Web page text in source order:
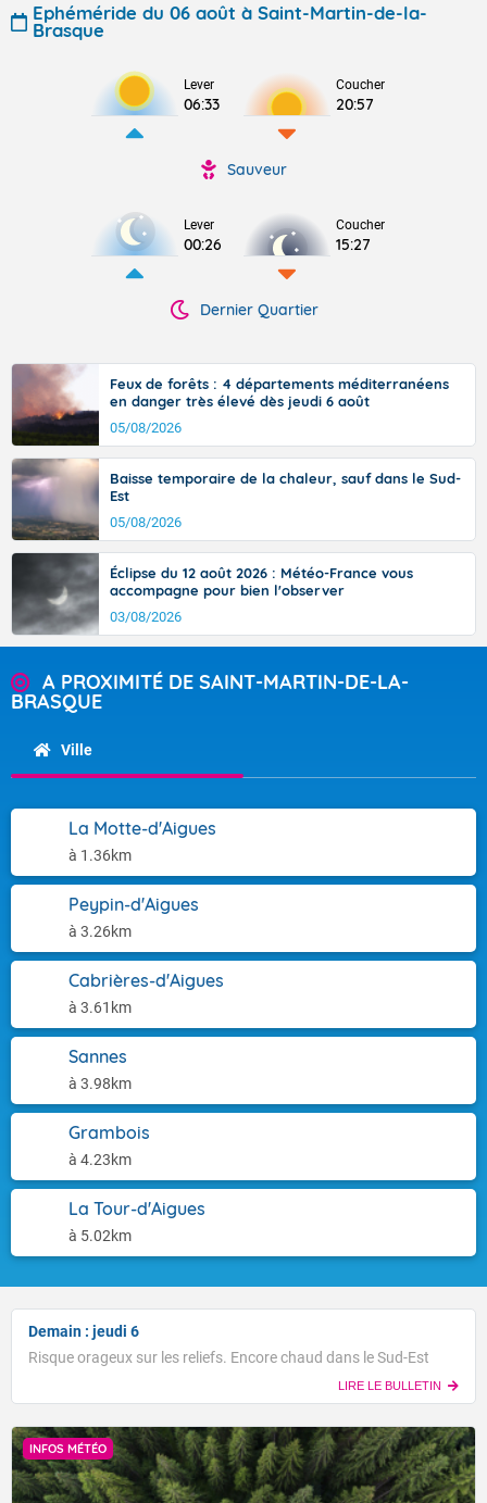
Ephéméride du 06 août à Saint-Martin-de-la-
Brasque
Lever
06:33
Coucher
20:57
Sauveur
Lever
00:26
Coucher
15:27
Dernier Quartier
Feux de forêts : 4 départements méditerranéens
en danger très élevé dès jeudi 6 août
05/08/2026
Baisse temporaire de la chaleur, sauf dans le Sud-
Est
05/08/2026
Éclipse du 12 août 2026 : Météo-France vous
accompagne pour bien l'observer
03/08/2026
A PROXIMITÉ DE SAINT-MARTIN-DE-LA-
BRASQUE
Ville
La Motte-d'Aigues
à 1.36km
Peypin-d'Aigues
à 3.26km
Cabrières-d'Aigues
à 3.61km
Sannes
à 3.98km
Grambois
à 4.23km
La Tour-d'Aigues
à 5.02km
Demain : jeudi 6
Risque orageux sur les reliefs. Encore chaud dans le Sud-Est
LIRE LE BULLETIN
INFOS MÉTÉO